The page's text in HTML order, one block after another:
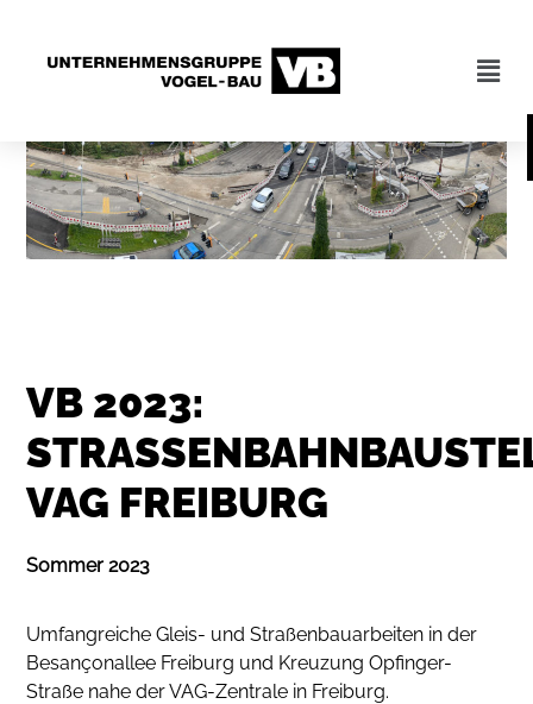
VB 2023:
AG FREIBURG
Sommer 2023
Umfangreiche Gleis- und Straßenbauarbeiten in der
Besançonallee Freiburg und Kreuzung Opfinger-
Straße nahe der VAG-Zentrale in Freiburg.